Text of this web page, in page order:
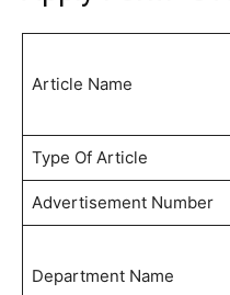
Article Name
Type Of Article
Advertisement Number
Department Name